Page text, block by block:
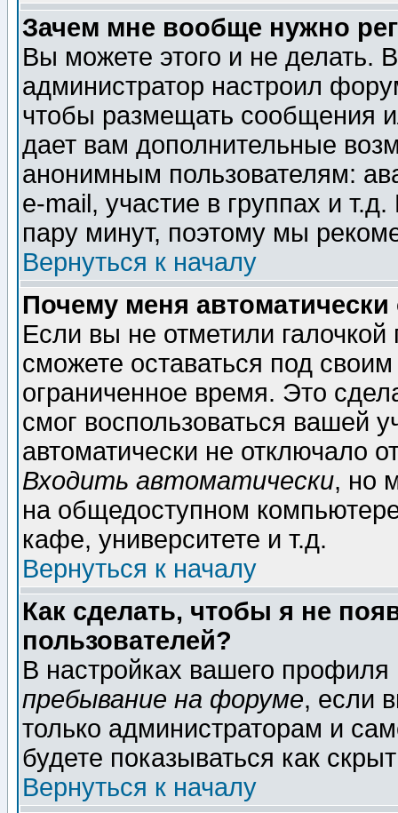
Зачем мне вообще нужно
Вы можете этого и не делать.
администратор настроил
чтобы размещать сообщения
дает вам дополнительные
анонимным пользователям:
e-mail, участие в группах и
пару минут, поэтому мы
Вернуться к началу
Почему меня автоматически
Если вы не отметили галочкой
сможете оставаться под
ограниченное время. Это
смог воспользоваться вашей
автоматически не отключало
Входить автоматически, но
на общедоступном
кафе, университете и т.д.
Вернуться к началу
Как сделать, чтобы я не
пользователей?
В настройках вашего
пребывание на форуме, если
только администраторам и
будете показываться как
Вернуться к началу